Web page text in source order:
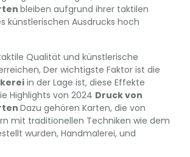
bleiben aufgrund ihrer taktilen
künstlerischen Ausdrucks hoch
Qualität und künstlerische
Der wichtigste Faktor ist die
in der Lage ist, diese Effekte
Highlights von 2024 Druck von
Dazu gehören Karten, die von
mit traditionellen Techniken wie dem
wurden, Handmalerei, und